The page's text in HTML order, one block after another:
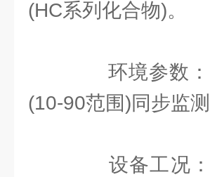
(HC系列化合物)。
环境参数：
(10-90范围)同步监
设备工况：